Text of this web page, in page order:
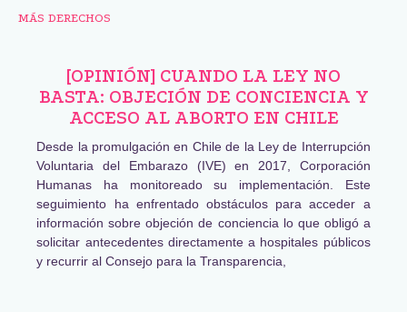
MÁS DERECHOS
[OPINIÓN] CUANDO LA LEY NO
BASTA: OBJECIÓN DE CONCIENCIA Y
ACCESO AL ABORTO EN CHILE
Desde la promulgación en Chile de la Ley de Interrupción
Voluntaria del Embarazo (IVE) en 2017, Corporación
Humanas ha monitoreado su implementación. Este
seguimiento ha enfrentado obstáculos para acceder a
información sobre objeción de conciencia lo que obligó a
solicitar antecedentes directamente a hospitales públicos
y recurrir al Consejo para la Transparencia,